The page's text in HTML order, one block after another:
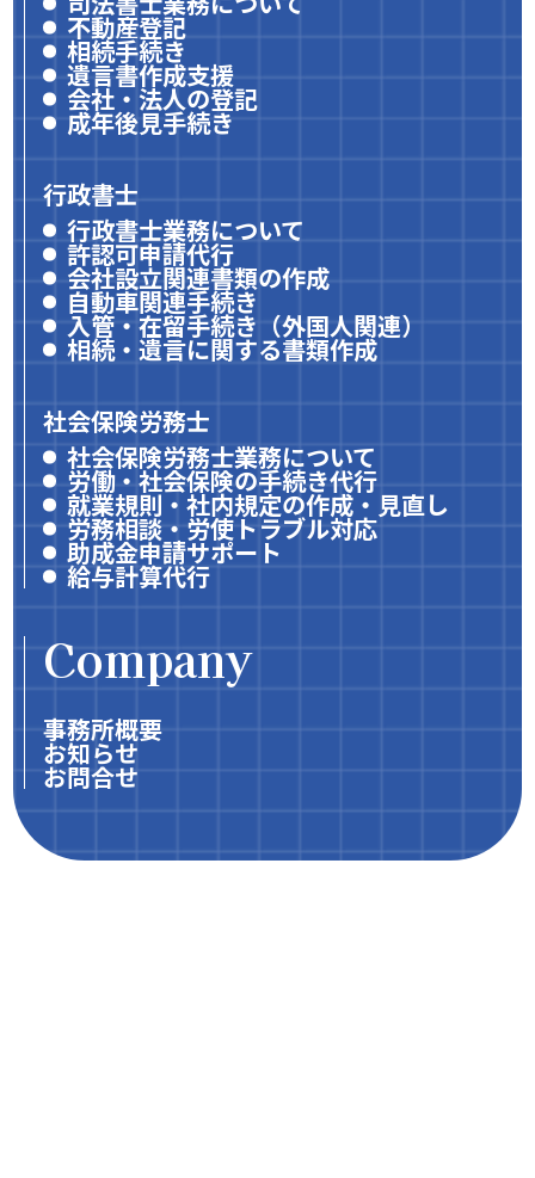
不動産登記
相続手続き
遺言書作成支援
会社・法人の登記
成年後見手続き
行政書士
行政書士業務について
許認可申請代行
会社設立関連書類の作成
自動車関連手続き
入管・在留手続き（外国人関連）
相続・遺言に関する書類作成
社会保険労務士
社会保険労務士業務について
労働・社会保険の手続き代行
就業規則・社内規定の作成・見直し
労務相談・労使トラブル対応
助成金申請サポート
給与計算代行
Company
事務所概要
お知らせ
お問合せ